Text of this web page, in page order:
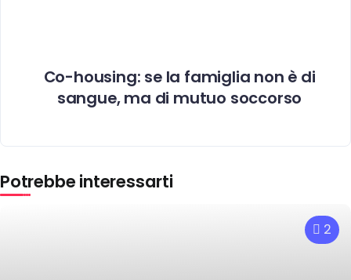
Co-housing: se la famiglia non è di
sangue, ma di mutuo soccorso
Potrebbe interessarti
2